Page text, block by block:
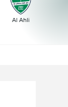
Al Ahli